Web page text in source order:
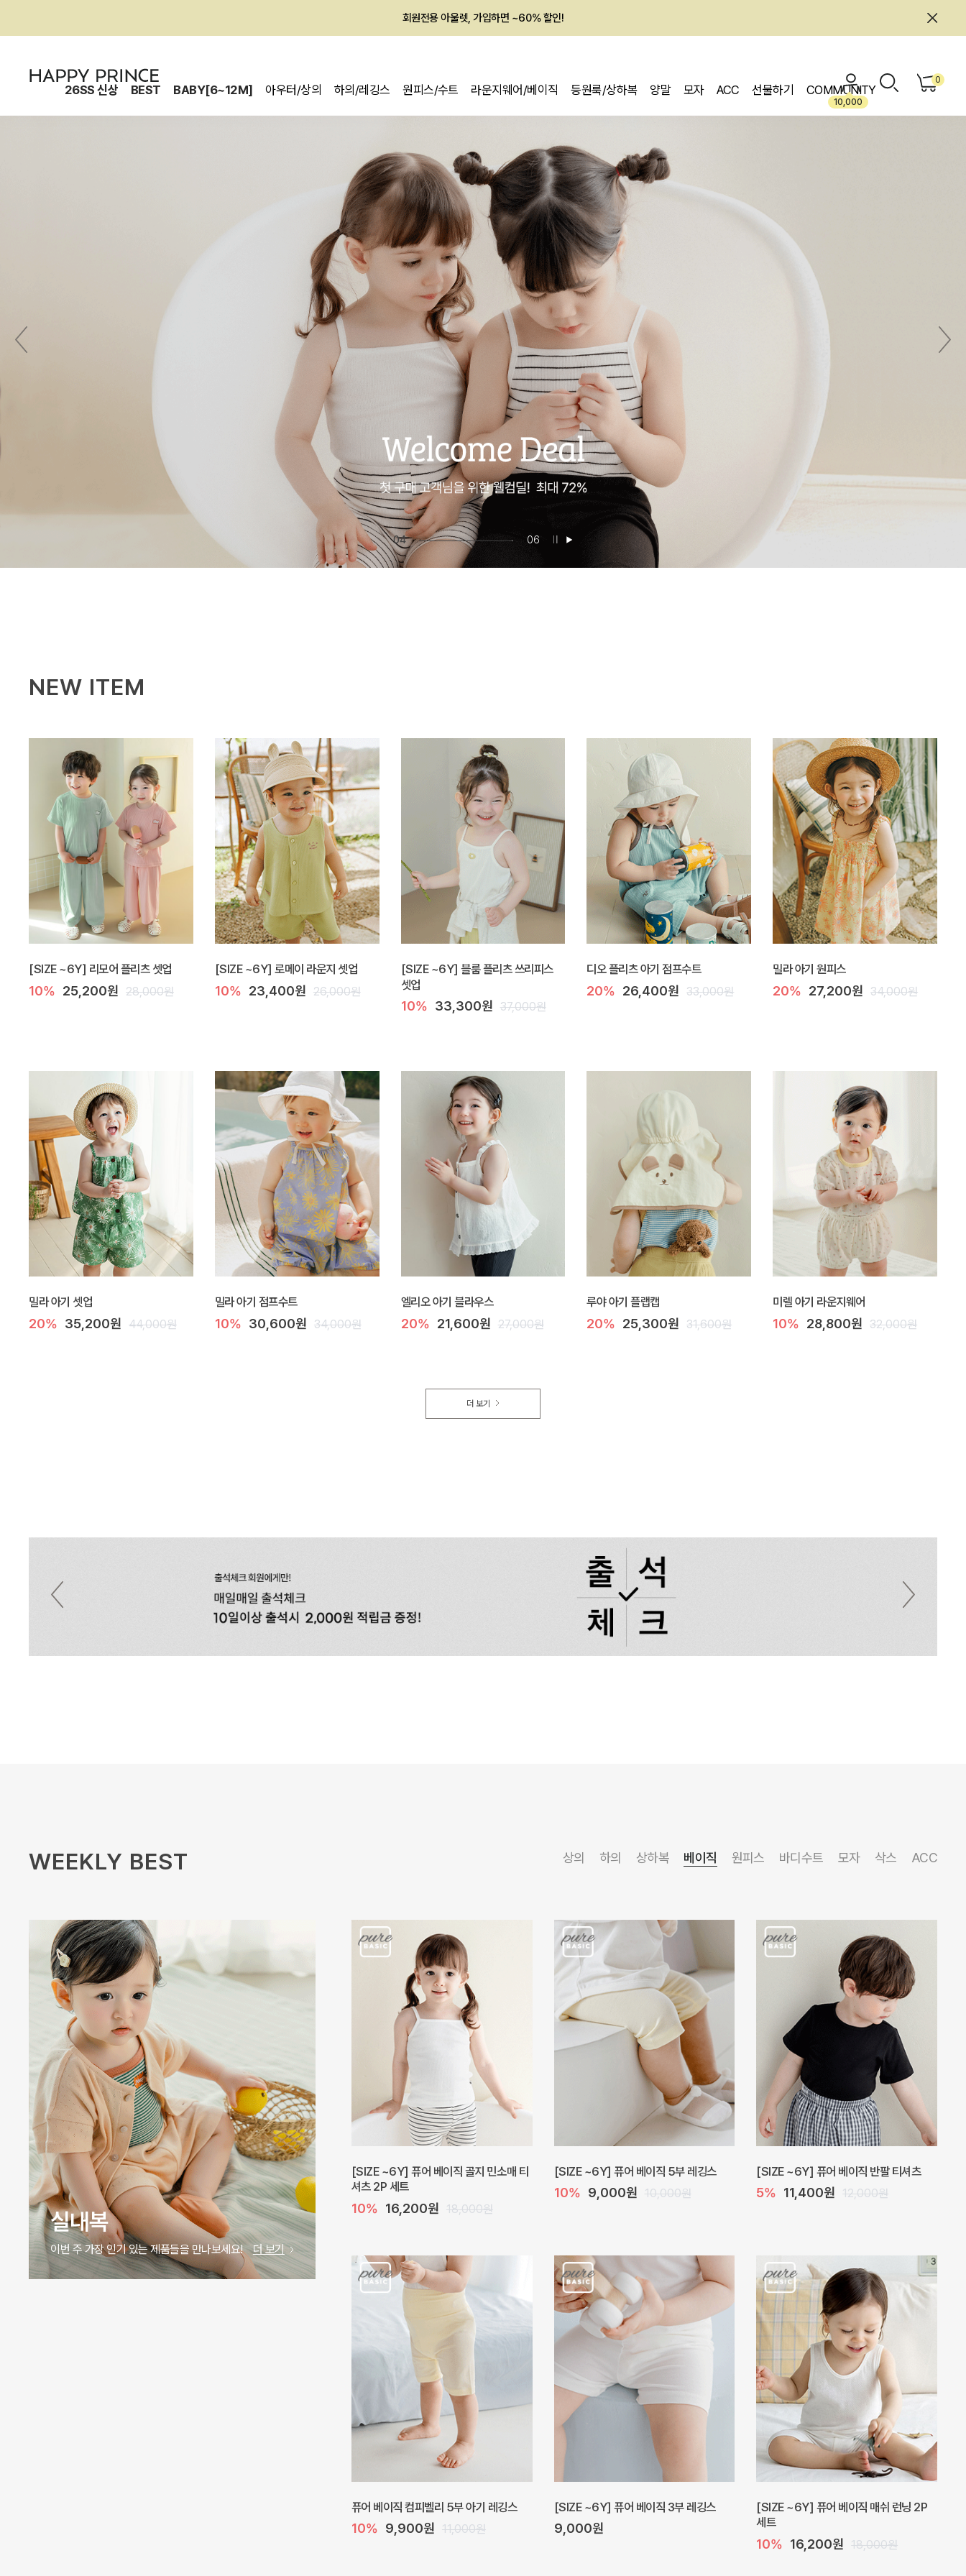
회원전용 아울렛, 가입하면 ~60% 할인!
26SS 신상 BEST BABY[6~12M] 아우터/상의 하의/레깅스 원피스/수트 라운지웨어/베이직 등원룩/상하복 양말 모자 ACC 선물하기 COMMUNITY
10,000
0
05 06
NEW ITEM
[SIZE ~6Y] 리모어 플리츠 셋업
10% 25,200원 28,000원
[SIZE ~6Y] 로메이 라운지 셋업
10% 23,400원 26,000원
[SIZE ~6Y] 블룸 플리츠 쓰리피스
셋업
10% 33,300원 37,000원
디오 플리츠 아기 점프수트
20% 26,400원 33,000원
밀라 아기 원피스
20% 27,200원 34,000원
밀라 아기 셋업
20% 35,200원 44,000원
밀라 아기 점프수트
10% 30,600원 34,000원
엘리오 아기 블라우스
20% 21,600원 27,000원
루야 아기 플랩캡
20% 25,300원 31,600원
미렐 아기 라운지웨어
10% 28,800원 32,000원
더 보기
WEEKLY BEST 상의 하의 상하복 베이직 원피스 바디수트 모자 삭스 ACC
실내복
이번 주 가장 인기 있는 제품들을 만나보세요! 더 보기
[SIZE ~6Y] 퓨어 베이직 골지 민소매 티
셔츠 2P 세트
10% 16,200원 18,000원
[SIZE ~6Y] 퓨어 베이직 5부 레깅스
10% 9,000원 10,000원
[SIZE ~6Y] 퓨어 베이직 반팔 티셔츠
5% 11,400원 12,000원
퓨어 베이직 컴피벨리 5부 아기 레깅스
10% 9,900원 11,000원
[SIZE ~6Y] 퓨어 베이직 3부 레깅스
9,000원
[SIZE ~6Y] 퓨어 베이직 매쉬 런닝 2P
세트
10% 16,200원 18,000원